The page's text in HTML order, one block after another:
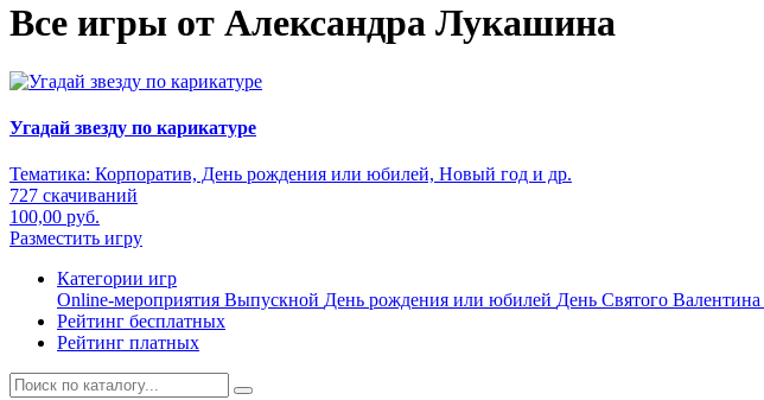
Все игры от Александра Лукашина
Угадай звезду по карикатуре
Тематика: Корпоратив, День рождения или юбилей, Новый год и др.
727 скачиваний
100,00 руб.
Разместить игру
Категории игр
Online-мероприятия Выпускной День рождения или юбилей День Святого Валентина
Рейтинг бесплатных
Рейтинг платных